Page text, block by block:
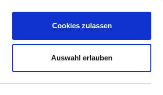
Cookies zulassen
Auswahl erlauben